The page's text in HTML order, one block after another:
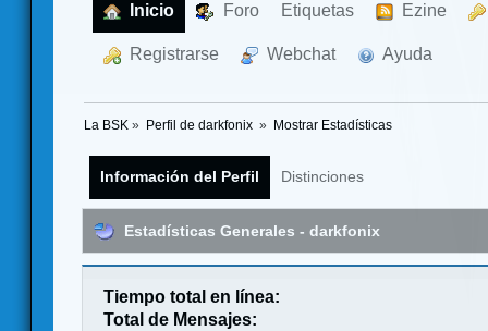
Inicio Foro Etiquetas Ezine
Registrarse Webchat Ayuda
La BSK » Perfil de darkfonix » Mostrar Estadísticas
Información del Perfil Distinciones
Estadísticas Generales - darkfonix
Tiempo total en línea:
Total de Mensajes: